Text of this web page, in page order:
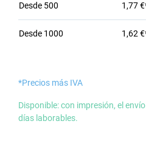
Desde 500 1,77
Desde 1000 1,62
*Precios más IVA
Disponible: con impresión, el
días laborables.